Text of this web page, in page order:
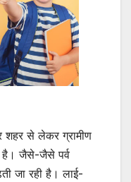
शहर से लेकर ग्रामीण
है। जैसे-जैसे पर्व
जा रही है। लाई-